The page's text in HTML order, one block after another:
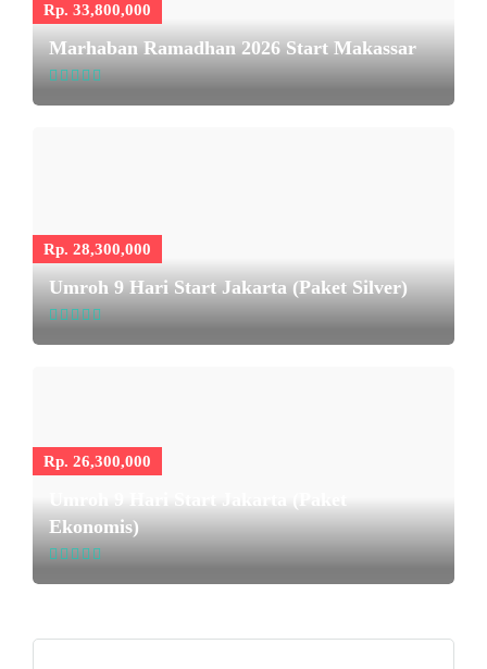
Rp. 33,800,000
Marhaban Ramadhan 2026 Start Makassar
Rp. 28,300,000
Umroh 9 Hari Start Jakarta (Paket Silver)
Rp. 26,300,000
Ekonomis)